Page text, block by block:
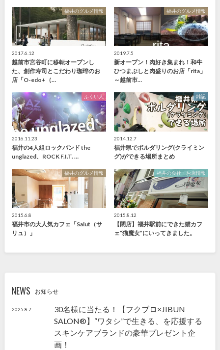
福井のグルメ情報
2017.6.12
越前市宮谷町に移転オープンし
た、創作寿司とこだわり珈琲のお
店「O-edo+（…
福井のグルメ情報
2019.7.5
新オープン！肉好き集まれ！和牛
ひつまぶしと肉盛りのお店「rita」
～越前市…
ふくい人
2016.11.23
福井の4人組ロックバンド the
unglazed、ROCK F.I.T. …
雑記
2014.12.7
福井県でボルダリング(クライミン
グ)ができる場所まとめ
福井のグルメ情報
2015.6.8
福井市の大人気カフェ「Salut（サ
リュ）」
福井の会社・お店情報
2015.8.12
【閉店】福井駅前にできた猫カフ
ェ”猫魔女”にいってきました。
NEWS お知らせ
2025.8.7
30名様に当たる！【フクブロ×JIBUN
SALON®】“ワタシ”で生きる、を応援する
スキンケアブランドの豪華プレゼント企
画！